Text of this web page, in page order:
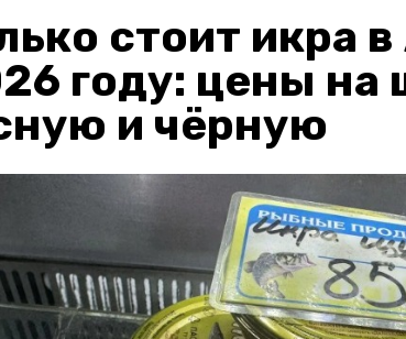
стоит икра
году: цены на
и чёрную